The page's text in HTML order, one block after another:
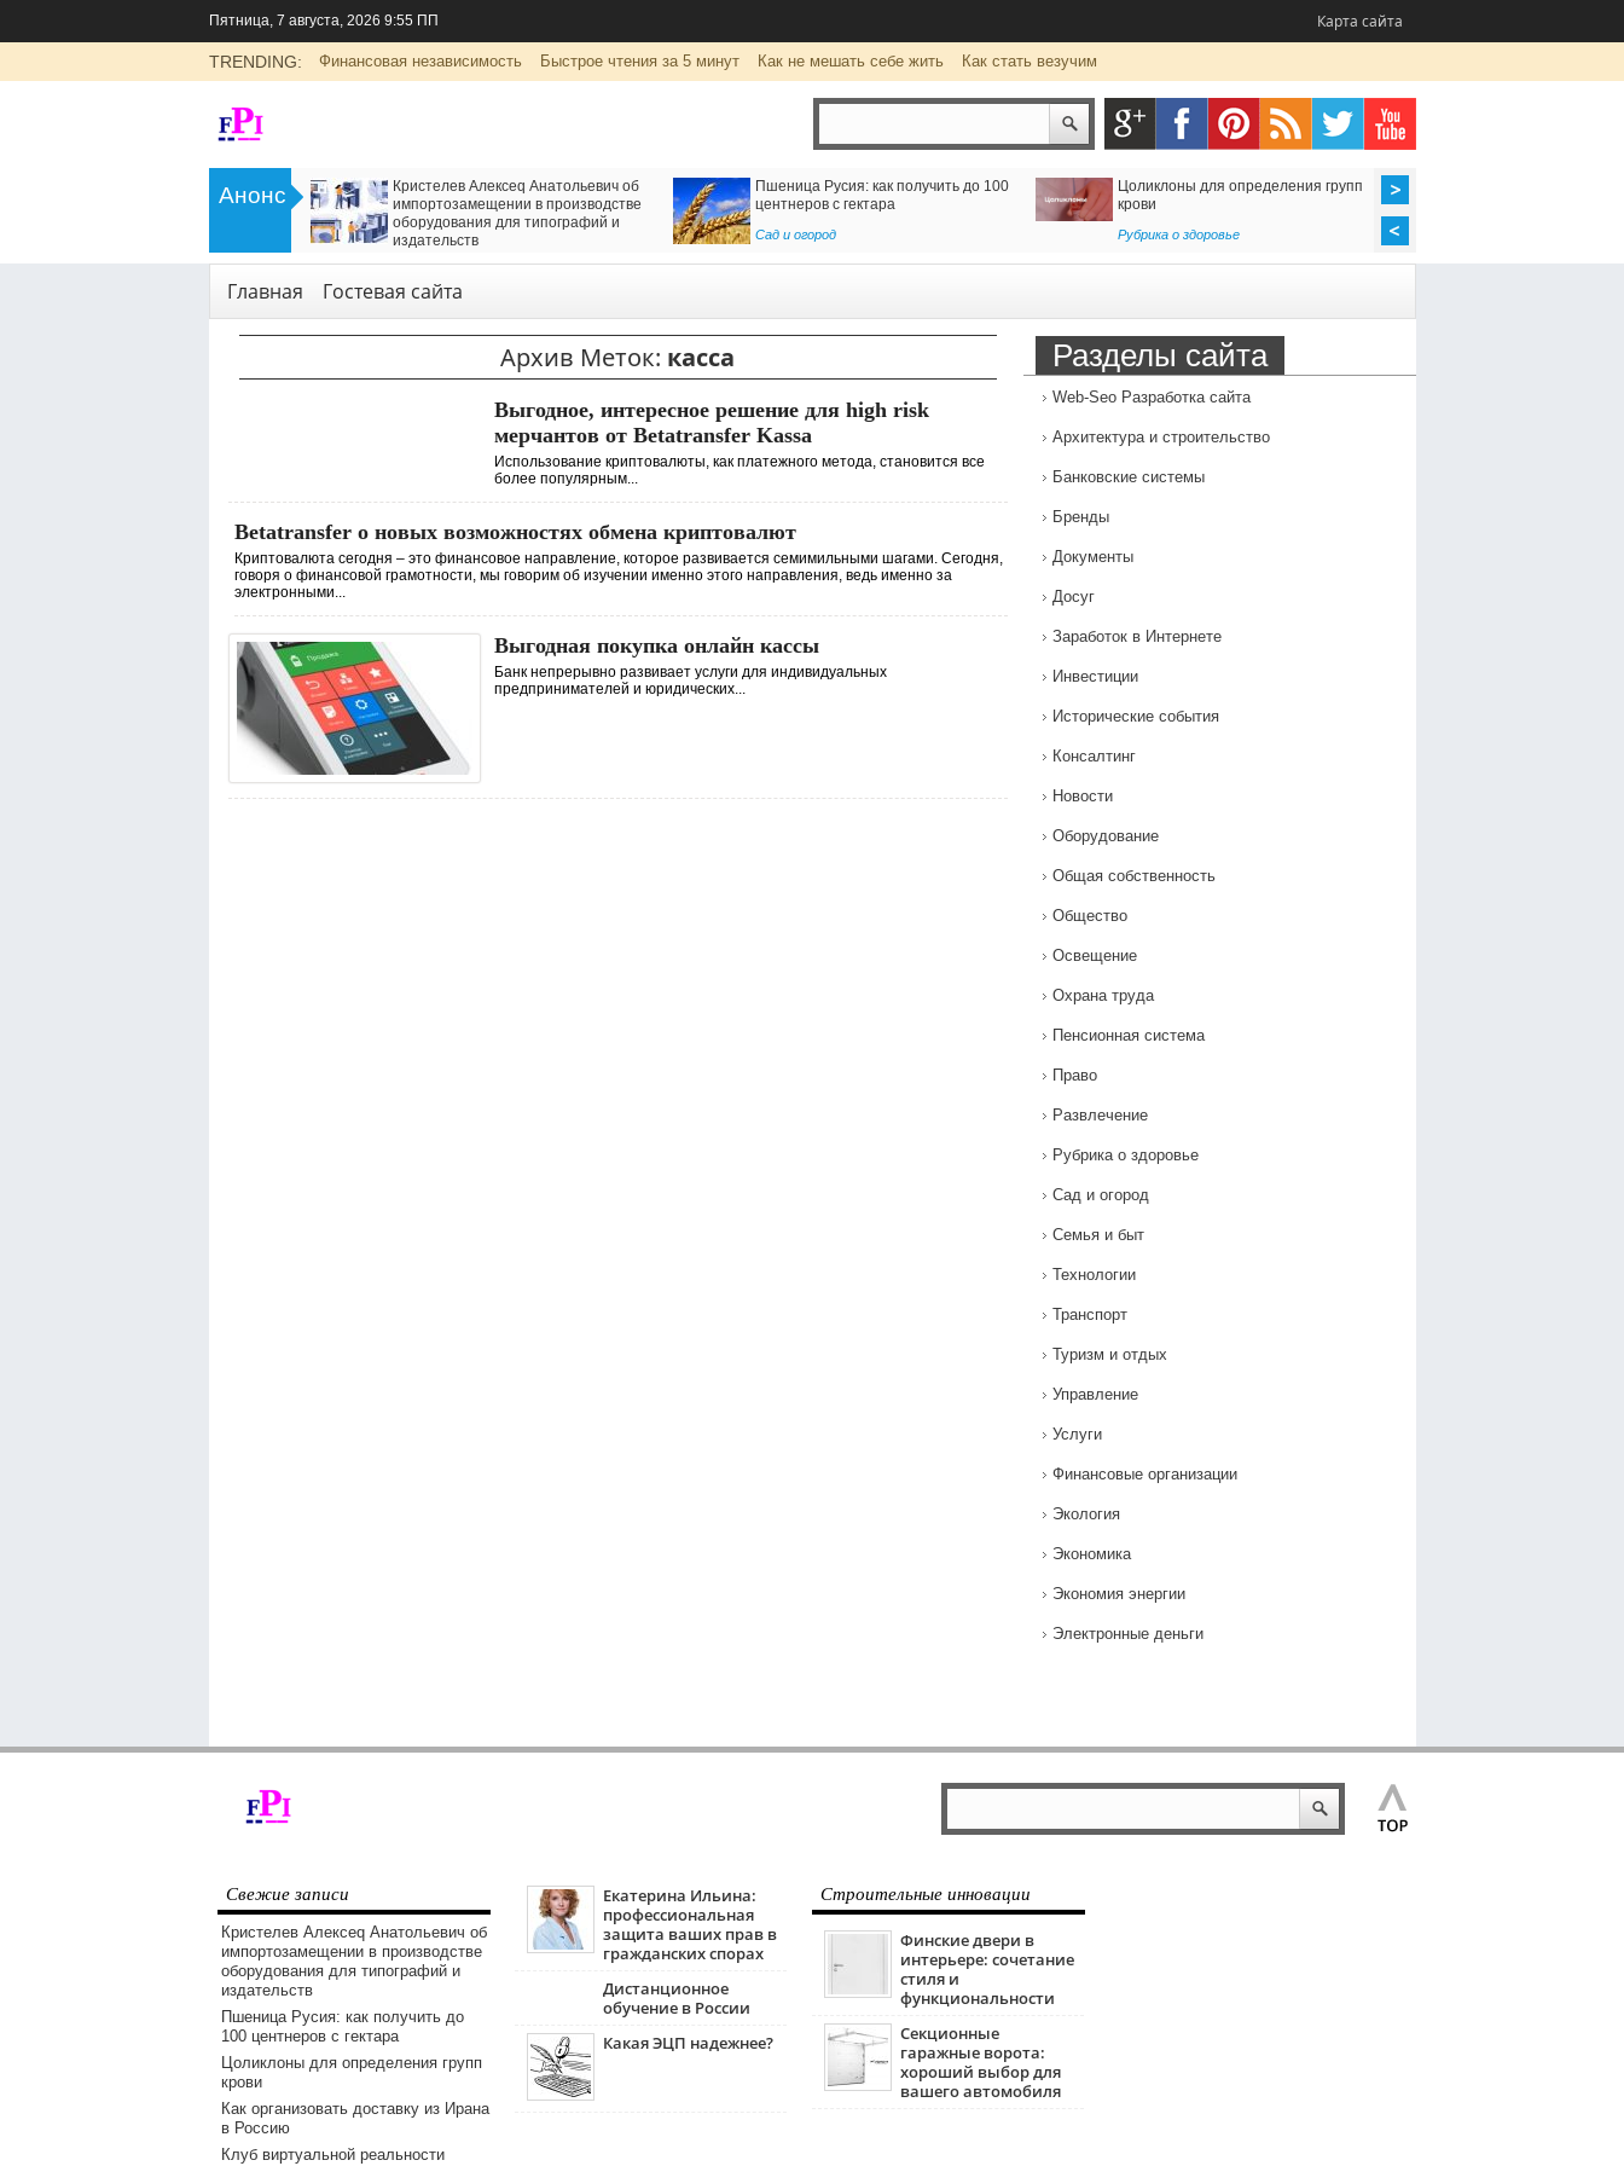
Пятница, 7 августа, 2026 9:55 ПП Карта сайта
TRENDING: Финансовая независимость Быстрое чтения за 5 минут Как не мешать себе жить Как стать везучим
Анонс
LADA Largus: универсальный
семейный автомобиль с российским
Кристелев Алексеq Анатольевич об
импортозамещении в производстве
оборудования для типографий и
издательств
Пшеница Русия: как получить до 100
центнеров с гектара
Сад и огород
Цоликлоны для определения групп
крови
Рубрика о здоровье
Главная Гостевая сайта
Архив Меток: касса
Выгодное, интересное решение для high risk
мерчантов от Betatransfer Kassa
Использование криптовалюты, как платежного метода, становится все
более популярным...
Betatransfer о новых возможностях обмена криптовалют
Криптовалюта сегодня – это финансовое направление, которое развивается семимильными шагами. Сегодня,
говоря о финансовой грамотности, мы говорим об изучении именно этого направления, ведь именно за
электронными...
Выгодная покупка онлайн кассы
Банк непрерывно развивает услуги для индивидуальных
предпринимателей и юридических...
Разделы сайта
Web-Seo Разработка сайта
Архитектура и строительство
Банковские системы
Бренды
Документы
Досуг
Заработок в Интернете
Инвестиции
Исторические события
Консалтинг
Новости
Оборудование
Общая собственность
Общество
Освещение
Охрана труда
Пенсионная система
Право
Развлечение
Рубрика о здоровье
Сад и огород
Семья и быт
Технологии
Транспорт
Туризм и отдых
Управление
Услуги
Финансовые организации
Экология
Экономика
Экономия энергии
Электронные деньги
Свежие записи
Кристелев Алексеq Анатольевич об
импортозамещении в производстве
оборудования для типографий и
издательств
Пшеница Русия: как получить до
100 центнеров с гектара
Цоликлоны для определения групп
крови
Как организовать доставку из Ирана
в Россию
Клуб виртуальной реальности
Екатерина Ильина:
профессиональная
защита ваших прав в
гражданских спорах
Дистанционное
обучение в России
Какая ЭЦП надежнее?
Строительные инновации
Финские двери в
интерьере: сочетание
стиля и
функциональности
Секционные
гаражные ворота:
хороший выбор для
вашего автомобиля